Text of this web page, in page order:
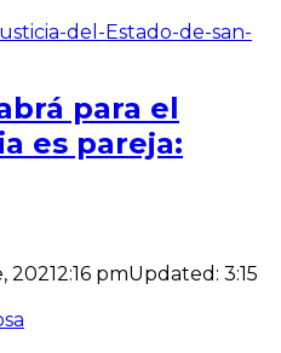
para el
es pareja:
20212:16 pmUpdated: 3:15